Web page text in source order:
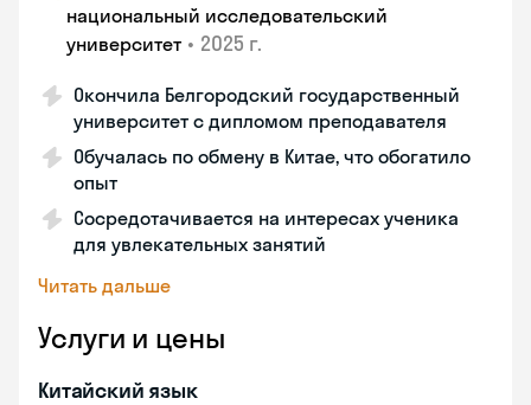
национальный исследовательский
университет • 2025 г.
Окончила Белгородский государственный
университет с дипломом преподавателя
Обучалась по обмену в Китае, что обогатило
опыт
Сосредотачивается на интересах ученика
для увлекательных занятий
Читать дальше
Услуги и цены
Китайский язык